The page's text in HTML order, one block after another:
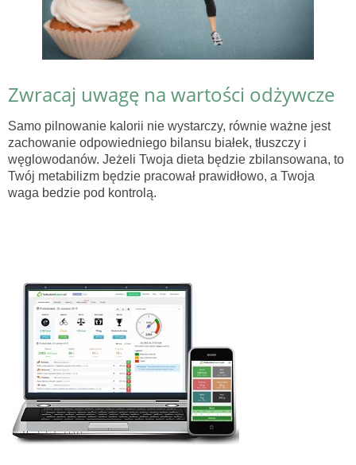
Zwracaj uwagę na wartości odżywcze
Samo pilnowanie kalorii nie wystarczy, równie ważne jest
zachowanie odpowiedniego bilansu białek, tłuszczy i
węglowodanów. Jeżeli Twoja dieta będzie zbilansowana, to
Twój metabilizm będzie pracował prawidłowo, a Twoja
waga bedzie pod kontrolą.